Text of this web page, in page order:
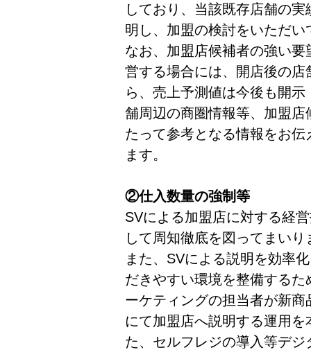
しており、当該既存店舗の
明し、加盟の検討をいただい
なお、加盟店候補者の強い
営する場合には、開店後の
ら、売上予測値は今後も開
舗周辺の商圏情報等、加盟
たって参考となる情報をお
ます。
②仕入数量の強制等
SVによる加盟店に対する経
して周知徹底を図ってまいり
また、SVによる説明を効率
だきやすい環境を整備する
ーケティングの担当者が新
にて加盟店へ説明する運用
た、セルフレジの導入等デ